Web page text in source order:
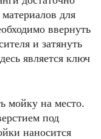
для
ввернуть
и затянуть
является ключ
мойку на место.
под
наносится